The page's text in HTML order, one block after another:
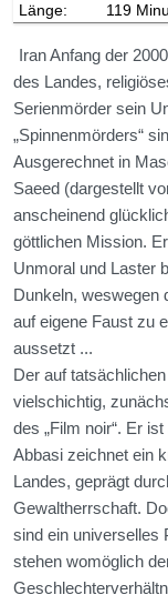
Länge:
119
Iran Anfang der
des Landes,
Serienmörder sein
„Spinnenmörders“
Ausgerechnet in
Saeed (dargestellt
anscheinend
göttlichen Mission.
Unmoral und Laster
Dunkeln, weswegen
auf eigene Faust zu
aussetzt ...
Der auf
vielschichtig,
des „Film noir“. Er
Abbasi zeichnet ein
Landes, geprägt
Gewaltherrschaft.
sind ein universelles
stehen womöglich